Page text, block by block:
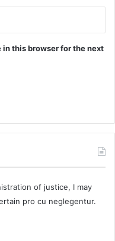
this browser for the next
of justice, I may
pro cu neglegentur.